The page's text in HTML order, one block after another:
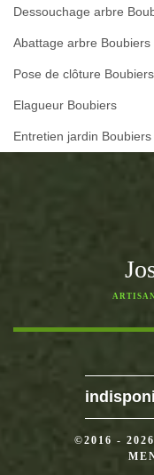
Dessouchage arbre
Abattage arbre Boubiers
Pose de clôture Boubiers
Elagueur Boubiers
Entretien jardin Boubiers
©2016 -